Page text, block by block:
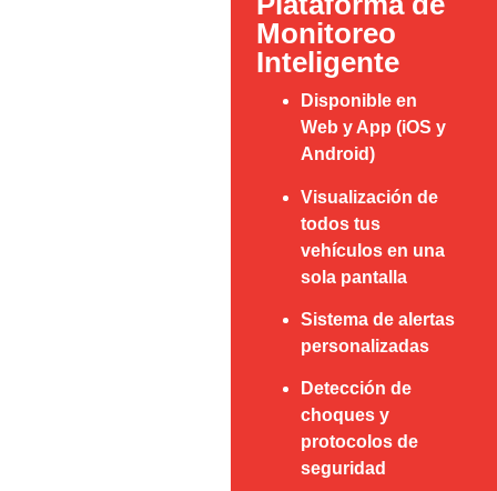
Monitoreo
Inteligente
Disponible en
Web y App (iOS y
Android)
Visualización de
todos tus
vehículos en una
sola pantalla
Sistema de alertas
personalizadas
Detección de
choques y
protocolos de
seguridad